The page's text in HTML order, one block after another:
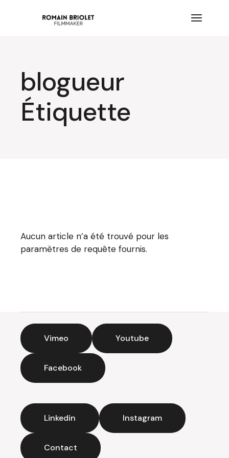
blogueur
Étiquette
Aucun article n’a été trouvé pour les
paramètres de requête fournis.
Vimeo Youtube
Facebook
Linkedin Instagram
Contact